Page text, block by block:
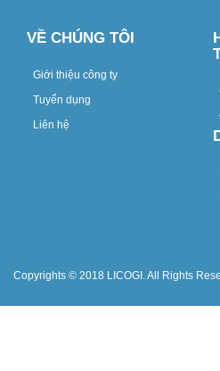
VỀ CHÚNG TÔI
Giới thiệu công ty
Tuyển dụng
Liên hệ
Copyrights © 2018 LICOGI. All Rights